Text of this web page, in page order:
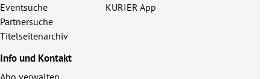
Eventsuche
Partnersuche
Titelseitenarchiv
KURIER App
Info und Kontakt
Abo verwalten